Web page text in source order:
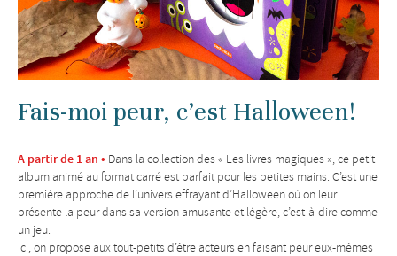
Fais-moi peur, c’est Halloween!
A partir de 1 an • Dans la collection des « Les livres magiques », ce petit
album animé au format carré est parfait pour les petites mains. C’est une
première approche de l’univers effrayant d’Halloween où on leur
présente la peur dans sa version amusante et légère, c’est-à-dire comme
un jeu.
Ici, on propose aux tout-petits d’être acteurs en faisant peur eux-mêmes